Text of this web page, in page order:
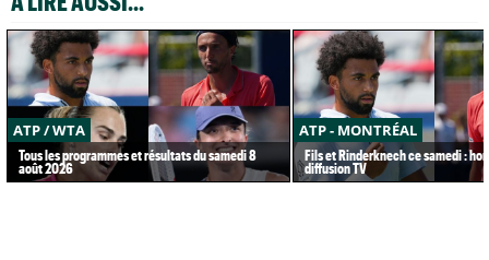
ATP / WTA
Tous les programmes et résultats du samedi 8
août 2026
ATP - MONTRÉAL
Fils et Rinderknech ce samedi :
diffusion TV